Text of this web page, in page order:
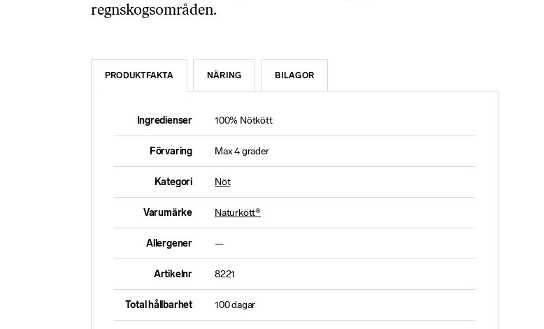
regnskogsområden.
PRODUKTFAKTA NÄRING BILAGOR
Ingredienser 100% Nötkött
Förvaring Max 4 grader
Kategori Nöt
Varumärke Naturkött®
Allergener —
Artikelnr 8221
Total hållbarhet 100 dagar